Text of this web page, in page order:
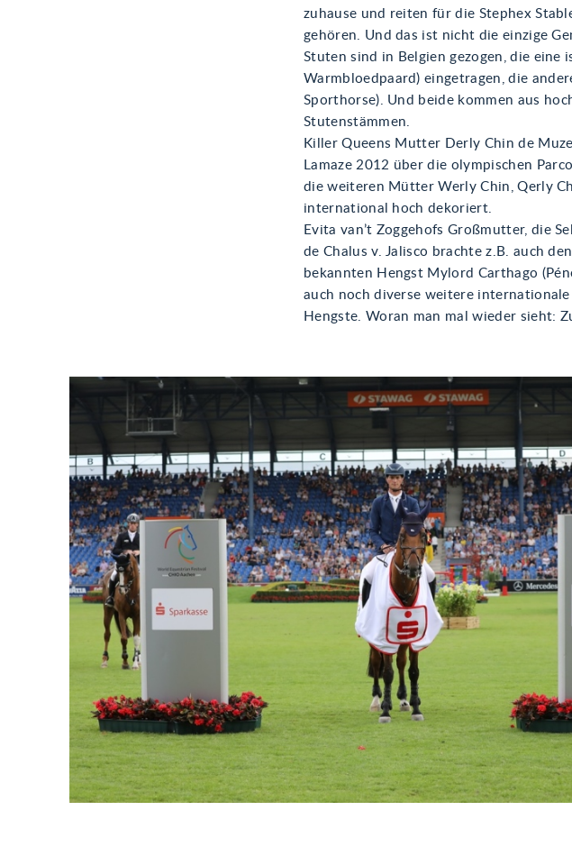
zuhause und reiten für die Stephex
gehören. Und das ist nicht die einzige
Stuten sind in Belgien gezogen, die eine
Warmbloedpaard) eingetragen, die
Sporthorse). Und beide kommen aus
Stutenstämmen.
Killer Queens Mutter Derly Chin de
Lamaze 2012 über die olympischen
die weiteren Mütter Werly Chin, Qerly
international hoch dekoriert.
Evita van’t Zoggehofs Großmutter, die
de Chalus v. Jalisco brachte z.B. auch
bekannten Hengst Mylord Carthago
auch noch diverse weitere
Hengste. Woran man mal wieder sieht: